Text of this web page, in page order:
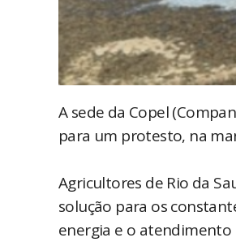
A sede da Copel
para um protesto, na
Agricultores de Rio da
solução para os
energia e o atendimento